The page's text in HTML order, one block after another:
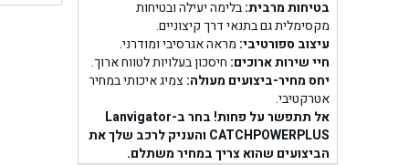
בטיחות מרבית:בלימה יעילה ובטיחות
מקסימלית גם בתנאי דרך קיצוניים.
עיצוב ספורטיבי: מראה אגרסיבי ומודרני.
חיי שירות ארוכים: חיסכון בעלויות לטווח ארוך.
יחס מחיר-ביצועים מעולה:צמיג איכותי במחיר
אטרקטיבי.
אל תתפשר על פחות! בחר ב-Lanvigator
CATCHPOWERPLUS והעניק לרכב שלך את
הביצועים שהוא צריך במחיר משתלם.